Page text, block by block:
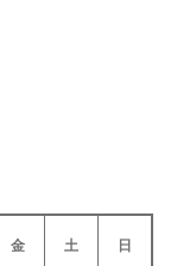
金 土 日